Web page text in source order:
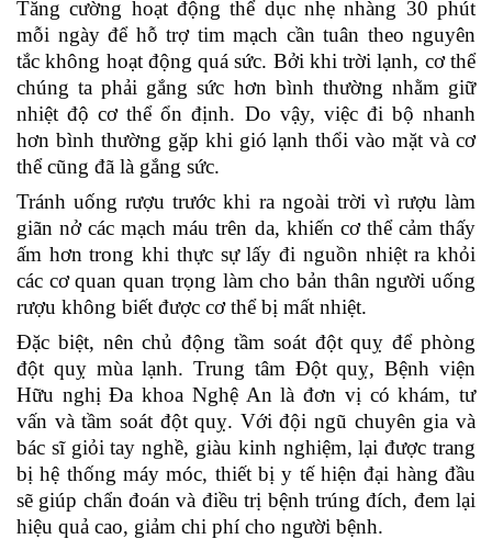
Tăng cường hoạt động thể dục nhẹ nhàng 30 phút
mỗi ngày để hỗ trợ tim mạch cần tuân theo nguyên
tắc không hoạt động quá sức. Bởi khi trời lạnh, cơ thể
chúng ta phải gắng sức hơn bình thường nhằm giữ
nhiệt độ cơ thể ổn định. Do vậy, việc đi bộ nhanh
hơn bình thường gặp khi gió lạnh thổi vào mặt và cơ
thể cũng đã là gắng sức.
Tránh uống rượu trước khi ra ngoài trời vì rượu làm
giãn nở các mạch máu trên da, khiến cơ thể cảm thấy
ấm hơn trong khi thực sự lấy đi nguồn nhiệt ra khỏi
các cơ quan quan trọng làm cho bản thân người uống
rượu không biết được cơ thể bị mất nhiệt.
Đặc biệt, nên chủ động tầm soát đột quỵ để phòng
đột quỵ mùa lạnh. Trung tâm Đột quỵ, Bệnh viện
Hữu nghị Đa khoa Nghệ An là đơn vị có khám, tư
vấn và tầm soát đột quỵ. Với đội ngũ chuyên gia và
bác sĩ giỏi tay nghề, giàu kinh nghiệm, lại được trang
bị hệ thống máy móc, thiết bị y tế hiện đại hàng đầu
sẽ giúp chẩn đoán và điều trị bệnh trúng đích, đem lại
hiệu quả cao, giảm chi phí cho người bệnh.